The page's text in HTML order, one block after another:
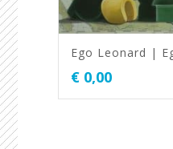
Ego Leonard |
€ 0,00